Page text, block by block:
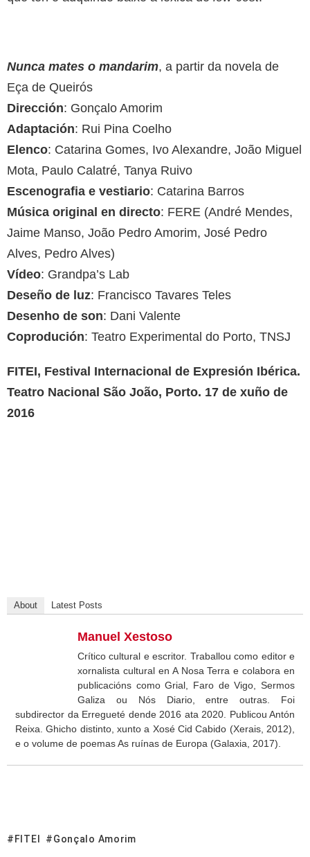
Nunca mates o mandarim, a partir da novela de
Eça de Queirós
Dirección: Gonçalo Amorim
Adaptación: Rui Pina Coelho
Elenco: Catarina Gomes, Ivo Alexandre, João Miguel
Mota, Paulo Calatré, Tanya Ruivo
Escenografia e vestiario: Catarina Barros
Música original en directo: FERE (André Mendes,
Jaime Manso, João Pedro Amorim, José Pedro
Alves, Pedro Alves)
Vídeo: Grandpa’s Lab
Deseño de luz: Francisco Tavares Teles
Desenho de son: Dani Valente
Coprodución: Teatro Experimental do Porto, TNSJ
FITEI, Festival Internacional de Expresión Ibérica.
Teatro Nacional São João, Porto. 17 de xuño de
2016
About Latest Posts
Manuel Xestoso
Crítico cultural e escritor. Traballou como editor e
xornalista cultural en A Nosa Terra e colabora en
publicacións como Grial, Faro de Vigo, Sermos
Galiza ou Nós Diario, entre outras. Foi
subdirector da Erregueté dende 2016 ata 2020. Publicou Antón
Reixa. Ghicho distinto, xunto a Xosé Cid Cabido (Xerais, 2012),
e o volume de poemas As ruínas de Europa (Galaxia, 2017).
FITEI Gonçalo Amorim